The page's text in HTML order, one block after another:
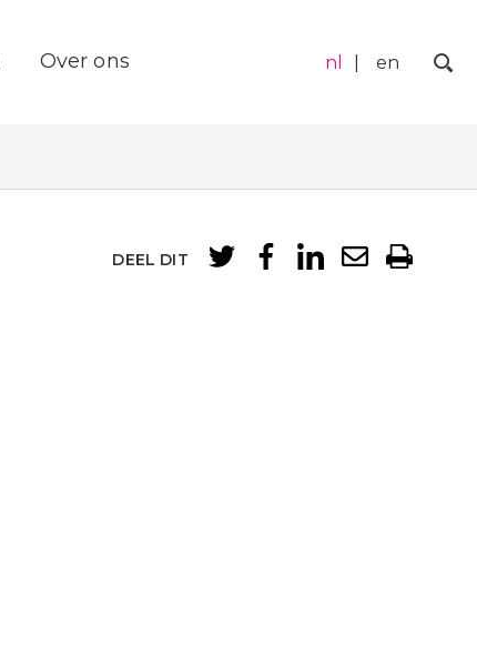
Over ons nl en
DEEL DIT